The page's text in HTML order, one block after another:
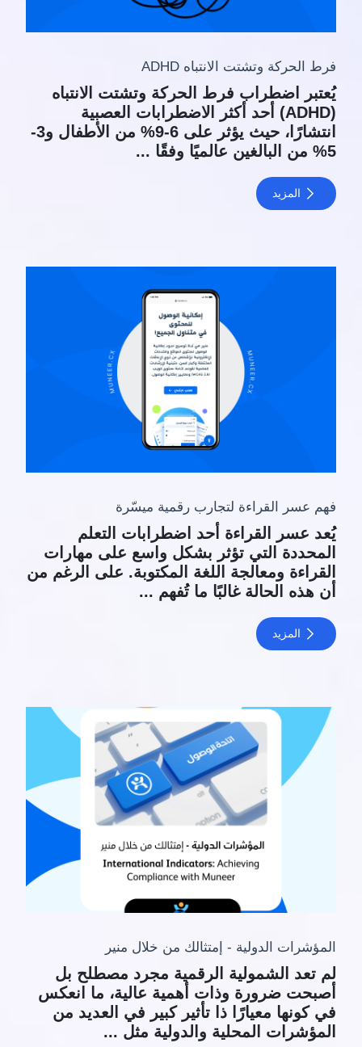
فرط الحركة وتشتت الانتباه ADHD
يُعتبر اضطراب فرط الحركة وتشتت الانتباه
(ADHD) أحد أكثر الاضطرابات العصبية
انتشارًا، حيث يؤثر على 6-9% من الأطفال و3-
5% من البالغين عالميًا وفقًا ...
المزيد
فهم عسر القراءة لتجارب رقمية ميسّرة
يُعد عسر القراءة أحد اضطرابات التعلم
المحددة التي تؤثر بشكل واسع على مهارات
القراءة ومعالجة اللغة المكتوبة. على الرغم من
أن هذه الحالة غالبًا ما تُفهم ...
المزيد
المؤشرات الدولية - إمتثالك من خلال منير
لم تعد الشمولية الرقمية مجرد مصطلح بل
أصبحت ضرورة وذات أهمية عالية، ما انعكس
في كونها معيارًا ذا تأثير كبير في العديد من
المؤشرات المحلية والدولية مثل ...